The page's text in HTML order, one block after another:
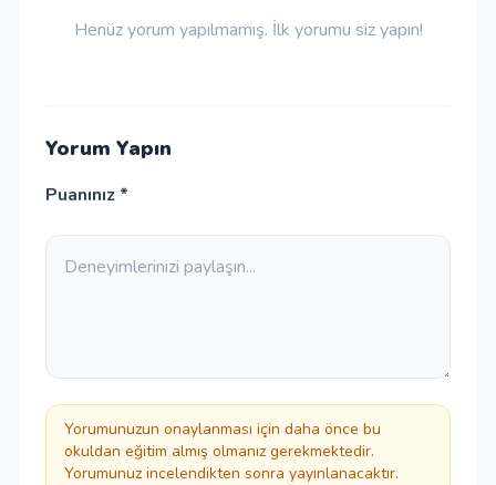
Henüz yorum yapılmamış. İlk yorumu siz yapın!
Yorum Yapın
Puanınız *
Yorumunuzun onaylanması için daha önce bu
okuldan eğitim almış olmanız gerekmektedir.
Yorumunuz incelendikten sonra yayınlanacaktır.